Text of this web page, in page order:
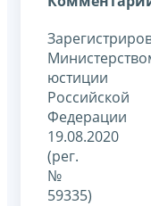
юстиции
Российской
Федерации
19.08.2020
(рег.
№
59335)